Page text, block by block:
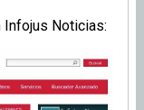
Infojus Noticias: